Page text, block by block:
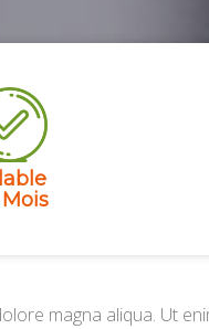
magna aliqua. Ut